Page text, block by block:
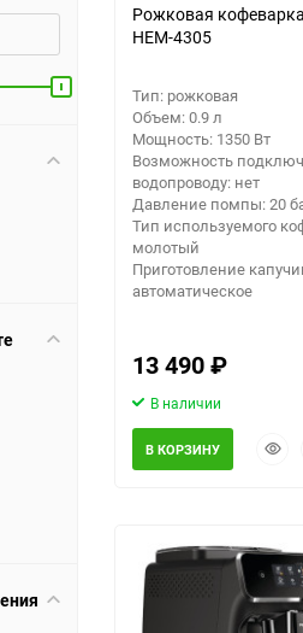
Рожковая
HEM-4305
Тип: рожковая
Объем: 0.9 л
Мощность: 1350 Вт
Возможность
водопроводу: нет
Давление помпы: 20
Тип используемого
молотый
Приготовление
автоматическое
13 490₽
В наличии
В КОРЗИНУ